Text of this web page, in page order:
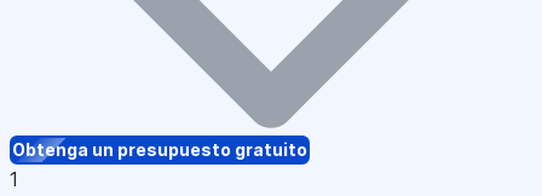
Obtenga un presupuesto gratuito
1